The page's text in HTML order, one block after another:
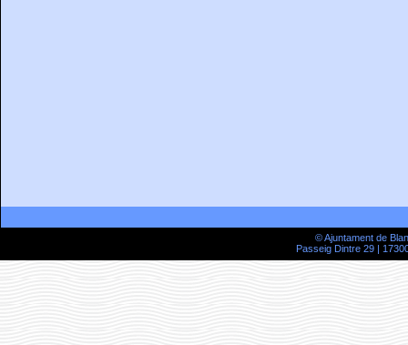
© Ajuntament de
Passeig Dintre 29 |